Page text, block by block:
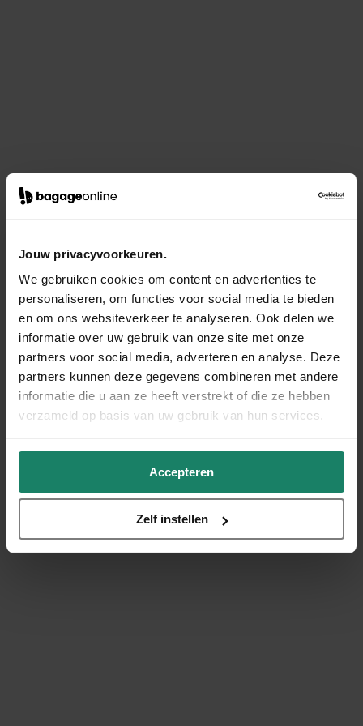
Jouw privacyvoorkeuren.
We gebruiken cookies om content en advertenties te
personaliseren, om functies voor social media te bieden
en om ons websiteverkeer te analyseren. Ook delen we
informatie over uw gebruik van onze site met onze
partners voor social media, adverteren en analyse. Deze
partners kunnen deze gegevens combineren met andere
informatie die u aan ze heeft verstrekt of die ze hebben
verzameld op basis van uw gebruik van hun services.
Accepteren
Zelf instellen